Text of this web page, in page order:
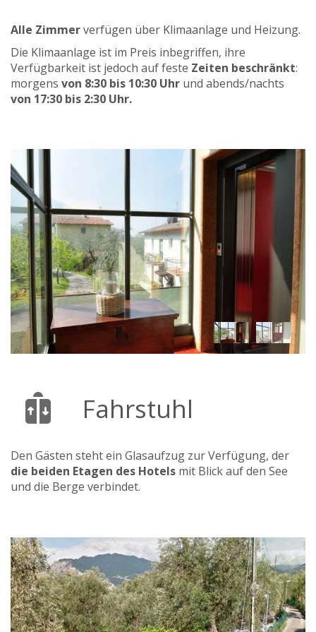
Alle Zimmerverfügen über Klimaanlage und Heizung.
Die Klimaanlage ist im Preis inbegriffen, ihre
Verfügbarkeit ist jedoch auf feste Zeiten beschränkt:
morgens von 8:30 bis 10:30 Uhr und abends/nachts
von 17:30 bis 2:30 Uhr.
Fahrstuhl
Den Gästen steht ein Glasaufzug zur Verfügung, der
die beiden Etagen des Hotels mit Blick auf den See
und die Berge verbindet.